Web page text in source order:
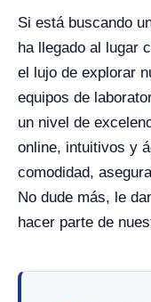
Si está buscando
ha llegado al lugar
el lujo de explorar
equipos de
un nivel de
online, intuitivos y
comodidad,
No dude más, le
hacer parte de